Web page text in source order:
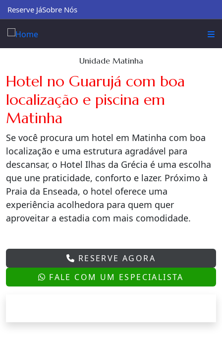
Reserve JáSobre Nós
Unidade Matinha
Hotel no Guarujá com boa
localização e piscina em
Matinha
Se você procura um hotel em Matinha com boa
localização e uma estrutura agradável para
descansar, o Hotel Ilhas da Grécia é uma escolha
que une praticidade, conforto e lazer. Próximo à
Praia da Enseada, o hotel oferece uma
experiência acolhedora para quem quer
aproveitar a estadia com mais comodidade.
RESERVE AGORA
FALE COM UM ESPECIALISTA